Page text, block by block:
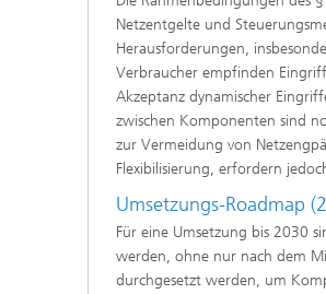
Netzentgelte und
Herausforderungen,
Verbraucher empfinden
Akzeptanz dynamischer
zwischen Komponenten sind
zur Vermeidung von
Flexibilisierung, erfordern
Umsetzungs-Roadmap
Für eine Umsetzung bis 2030
werden, ohne nur nach dem
durchgesetzt werden, um